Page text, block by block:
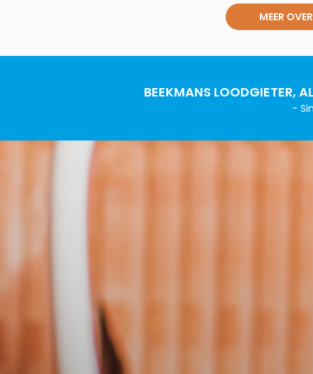
MEER
BEEKMANS LOODGIETER,
-